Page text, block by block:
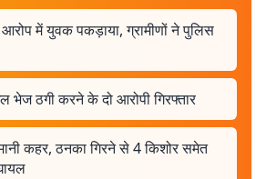
आरोप में युवक पकड़ाया, ग्रामीणों ने पुलिस
भेज ठगी करने के दो आरोपी गिरफ्तार
कहर, ठनका गिरने से 4 किशोर समेत